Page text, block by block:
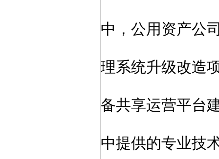
中， 公用资产公
理系统升级改造
备共享运营平台
中提供的专业技